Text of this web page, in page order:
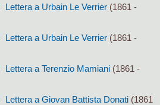
Lettera a Urbain Le Verrier (1861 -
Lettera a Urbain Le Verrier (1861 -
Lettera a Terenzio Mamiani (1861 -
Lettera a Giovan Battista Donati (1861